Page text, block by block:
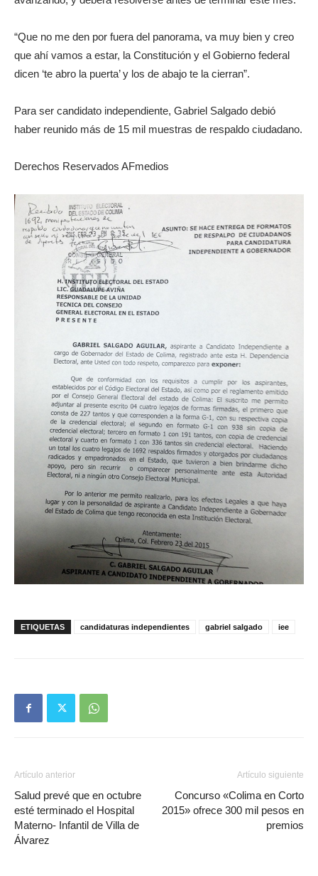
“Que no me den por fuera del panorama, va muy bien y creo
que ahí vamos a estar, la Constitución y el Gobierno federal
dicen ‘te abro la puerta’ y los de abajo te la cierran”.
Para ser candidato independiente, Gabriel Salgado debió
haber reunido más de 15 mil muestras de respaldo ciudadano.
Derechos Reservados AFmedios
ETIQUETAS candidaturas independientes gabriel salgado iee
Artículo anterior
Salud prevé que en octubre
esté terminado el Hospital
Materno- Infantil de Villa de
Álvarez
Artículo siguiente
Concurso «Colima en Corto
2015» ofrece 300 mil pesos en
premios